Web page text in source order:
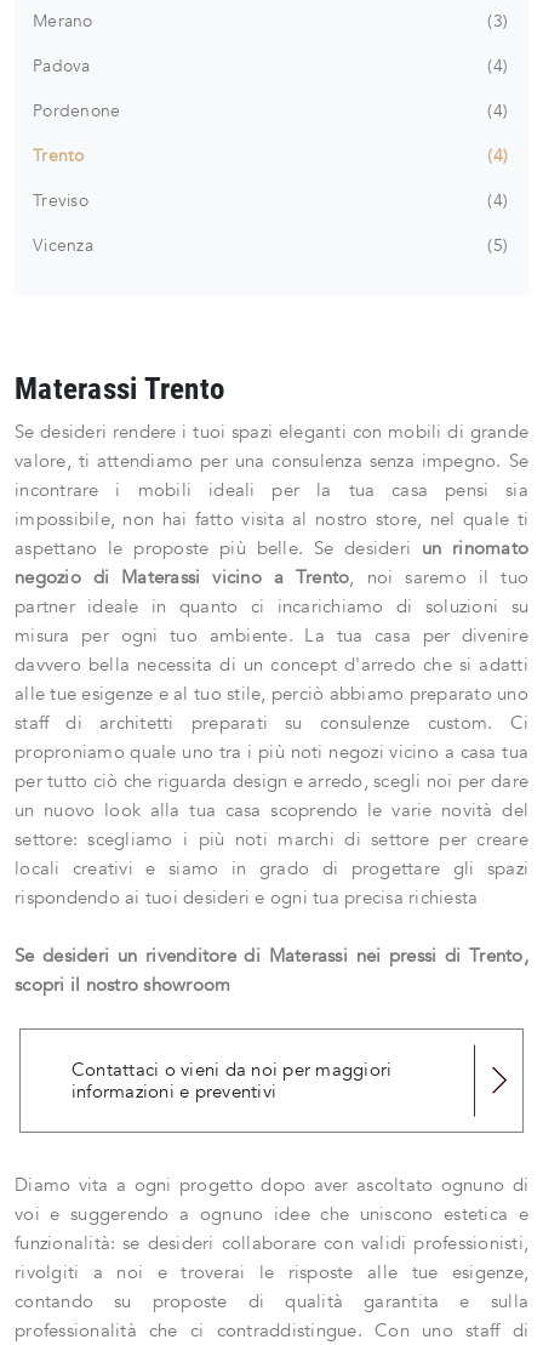
Merano
3
Padova
4
Pordenone
4
Trento
4
Treviso
4
Vicenza
5
Materassi Trento
Se desideri rendere i tuoi spazi eleganti con mobili di grande
valore, ti attendiamo per una consulenza senza impegno. Se
incontrare i mobili ideali per la tua casa pensi sia
impossibile, non hai fatto visita al nostro store, nel quale ti
aspettano le proposte più belle. Se desideri un rinomato
negozio di Materassi vicino a Trento, noi saremo il tuo
partner ideale in quanto ci incarichiamo di soluzioni su
misura per ogni tuo ambiente. La tua casa per divenire
davvero bella necessita di un concept d'arredo che si adatti
alle tue esigenze e al tuo stile, perciò abbiamo preparato uno
staff di architetti preparati su consulenze custom. Ci
proproniamo quale uno tra i più noti negozi vicino a casa tua
per tutto ciò che riguarda design e arredo, scegli noi per dare
un nuovo look alla tua casa scoprendo le varie novità del
settore: scegliamo i più noti marchi di settore per creare
locali creativi e siamo in grado di progettare gli spazi
rispondendo ai tuoi desideri e ogni tua precisa richiesta
Se desideri un rivenditore di Materassi nei pressi di Trento,
scopri il nostro showroom
Contattaci o vieni da noi per maggiori
informazioni e preventivi
Diamo vita a ogni progetto dopo aver ascoltato ognuno di
voi e suggerendo a ognuno idee che uniscono estetica e
funzionalità: se desideri collaborare con validi professionisti,
rivolgiti a noi e troverai le risposte alle tue esigenze,
contando su proposte di qualità garantita e sulla
professionalità che ci contraddistingue. Con uno staff di